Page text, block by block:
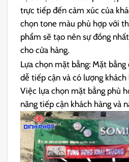
trực tiếp đến cảm xúc của
chọn tone màu phù hợp với
phẩm sẽ tạo nên sự đồng
cho cửa hàng.
Lựa chọn mặt bằng: Mặt
dễ tiếp cận và có lượng
Việc lựa chọn mặt bằng phù
năng tiếp cận khách hàng và